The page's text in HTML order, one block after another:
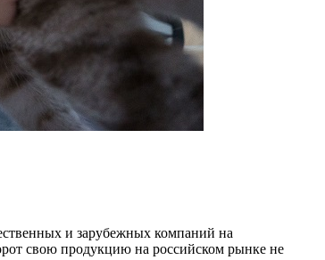
и зарубежных компаний на
свою продукцию на российском рынке не